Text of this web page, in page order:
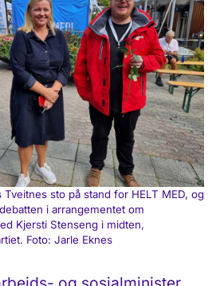
sto på stand for HELT MED, og
i arrangementet om
Kjersti Stenseng i midten,
Foto: Jarle Eknes